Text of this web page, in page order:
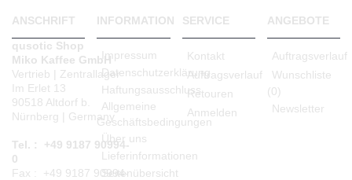
ANSCHRIFT
qusotic Shop
Miko Kaffee GmbH
Vertrieb | Zentrallager
Im Erlet 13
90518 Altdorf b.
Nürnberg | Germany
Tel. : +49 9187 90994-
0
Fax : +49 9187 90994-
INFORMATION
Impressum
Datenschutzerklärung
Haftungsausschluss
Allgemeine
Geschäftsbedingungen
Über uns
Lieferinformationen
Seitenübersicht
SERVICE
Kontakt
Auftragsverlauf
Retouren
Anmelden
ANGEBOTE
Auftragsverlauf
Wunschliste
(0)
Newsletter